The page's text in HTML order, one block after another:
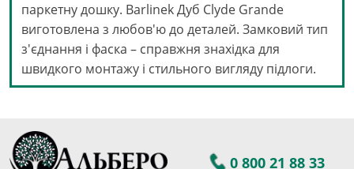
паркетну дошку. Barlinek Дуб Clyde Grande
виготовлена з любов'ю до деталей. Замковий тип
з'єднання і фаска – справжня знахідка для
швидкого монтажу і стильного вигляду підлоги.
0 800 21 88 33